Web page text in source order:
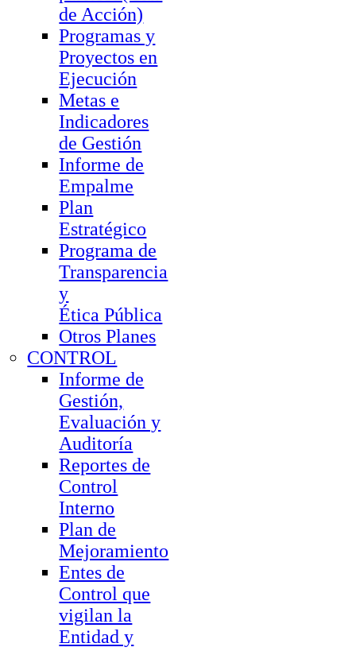
de Acción)
Programas y
Proyectos en
Ejecución
Metas e
Indicadores
de Gestión
Informe de
Empalme
Plan
Estratégico
Programa de
Transparencia
y
Ética Pública
Otros Planes
CONTROL
Informe de
Gestión,
Evaluación y
Auditoría
Reportes de
Control
Interno
Plan de
Mejoramiento
Entes de
Control que
vigilan la
Entidad y